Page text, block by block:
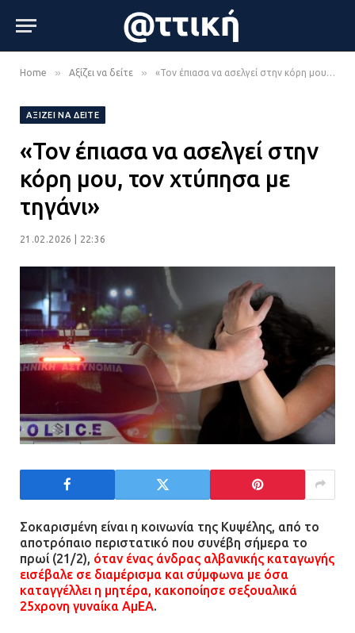
Home » Αξίζει να δείτε » «Τον έπιασα να ασελγεί στην κόρη μου, τον χτύπησα με τηγάνι»
ΑΞΊΖΕΙ ΝΑ ΔΕΊΤΕ
«Τον έπιασα να ασελγεί στην
κόρη μου, τον χτύπησα με
τηγάνι»
21.02.2026 | 22:36
Σοκαρισμένη είναι η κοινωνία της Κυψέλης, από το
αποτρόπαιο περιστατικό που συνέβη σήμερα το
πρωί (21/2), όταν ένας άνδρας αλβανικής καταγωγής
εισέβαλε σε διαμέρισμα και σύμφωνα με όσα
καταγγέλλει η μητέρα, κακοποίησε σεξουαλικά
25χρονη γυναίκα ΑμΕΑ.